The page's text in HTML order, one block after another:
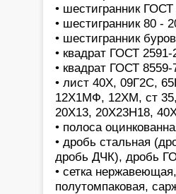
• шестигранник
• шестигранник 80 -
• шестигранник
• квадрат ГОСТ
• квадрат ГОСТ
• лист 40Х, 09Г2С,
12Х1МФ, 12ХМ, ст
20Х13, 20Х23Н18,
• полоса
• дробь стальная
дробь ДЧК), дробь
• сетка
полутомпаковая,